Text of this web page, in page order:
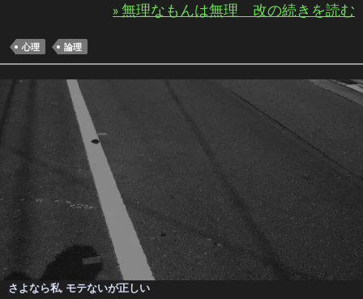
» 無理なもんは無理 改の続きを読む
心理 論理
さよなら私, モテないが正しい